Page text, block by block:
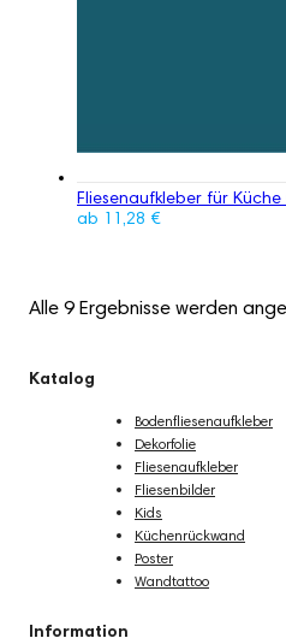
Fliesenaufkleber für
ab 11,28 €
Alle 9 Ergebnisse werden
Katalog
Bodenfliesenaufkleber
Dekorfolie
Fliesenaufkleber
Fliesenbilder
Kids
Küchenrückwand
Poster
Wandtattoo
Information